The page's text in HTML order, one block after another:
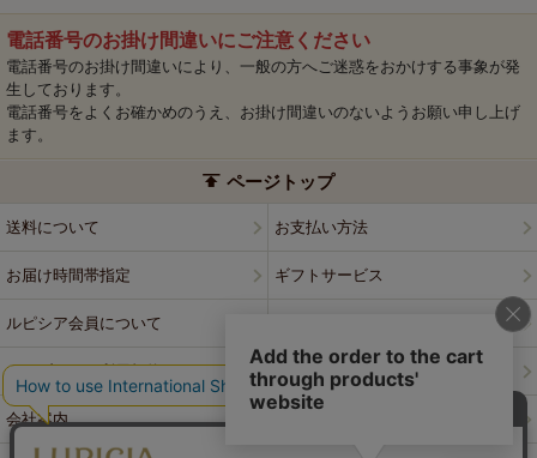
電話番号のお掛け間違いにご注意ください
電話番号のお掛け間違いにより、一般の方へご迷惑をおかけする事象が発
生しております。
電話番号をよくお確かめのうえ、お掛け間違いのないようお願い申し上げ
ます。
ページトップ
送料について お支払い方法
お届け時間帯指定 ギフトサービス
ルピシア会員について
ウェブサイト利用規約 特定商取引法に基づく表記
会社案内